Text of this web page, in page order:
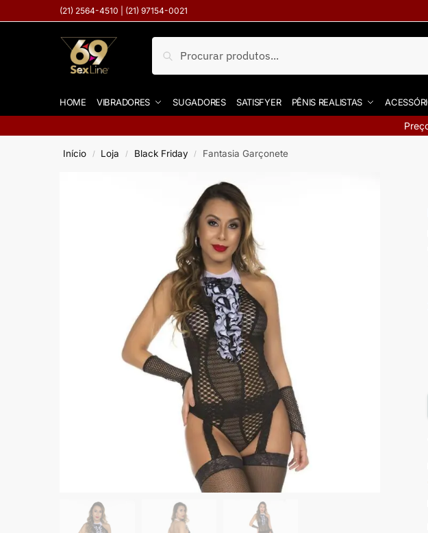
(21) 2564-4510 | (21) 97154-0021
Pesquisar
HOME VIBRADORES SUGADORES SATISFYER PÊNIS REALISTAS
Início / Loja / Black Friday / Fantasia Garçonete